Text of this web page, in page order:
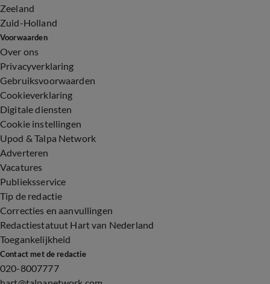
Zeeland
Zuid-Holland
Voorwaarden
Over ons
Privacyverklaring
Gebruiksvoorwaarden
Cookieverklaring
Digitale diensten
Cookie instellingen
Upod & Talpa Network
Adverteren
Vacatures
Publieksservice
Tip de redactie
Correcties en aanvullingen
Redactiestatuut Hart van Nederland
Toegankelijkheid
Contact met de redactie
020-8007777